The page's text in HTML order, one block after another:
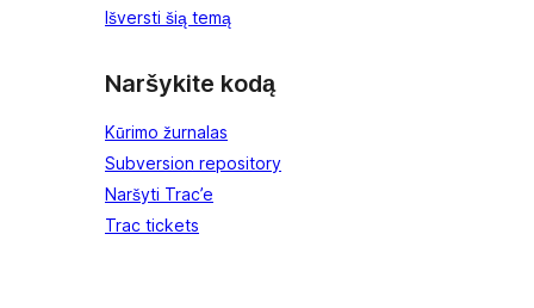
Išversti šią temą
Naršykite kodą
Kūrimo žurnalas
Subversion repository
Naršyti Trac’e
Trac tickets